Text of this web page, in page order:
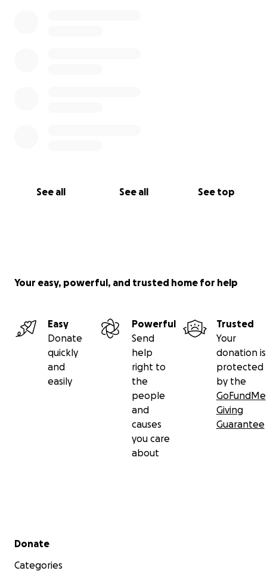
See all See all See top
Your easy, powerful, and trusted home for help
Easy
Donate
quickly
and
easily
Powerful
Send
help
right to
the
people
and
causes
you care
about
Trusted
Your
donation is
protected
by the
GoFundMe
Giving
Guarantee
Secondary menu
Donate
Categories